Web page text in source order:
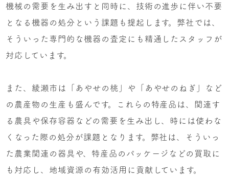
機械の需要を生み出すと同時に、技術の進歩に伴い不要
となる機器の処分という課題も提起します。弊社では、
そういった専門的な機器の査定にも精通したスタッフが
対応しています。
また、綾瀬市は「あやせの桃」や「あやせのねぎ」など
の農産物の生産も盛んです。これらの特産品は、関連す
る農具や保存容器などの需要を生み出し、時には使わな
くなった際の処分が課題となります。弊社は、そういっ
た農業関連の器具や、特産品のパッケージなどの買取に
も対応し、地域資源の有効活用に貢献しています。